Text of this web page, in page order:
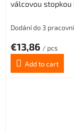
válcovou stopkou
Dodání do 3
€13,86 / pcs
Add to cart